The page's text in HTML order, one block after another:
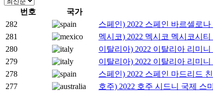
번호 국가
282
스페인) 2022 스페인 바르셀로
281
멕시코) 2022 멕시코 멕시코시
280
이탈리아) 2022 이탈리아 리미
279
이탈리아) 2022 이탈리아 리미
278
스페인) 2022 스페인 마드리드
277
호주) 2022 호주 시드니 국제 스